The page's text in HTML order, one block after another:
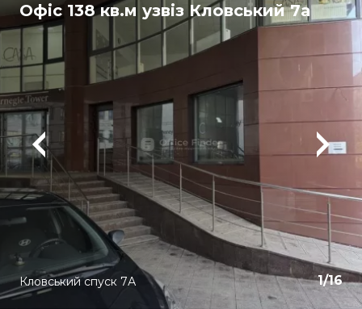
Офіс 138 кв.м узвіз Кловський 7а
1/16
Кловський спуск 7А